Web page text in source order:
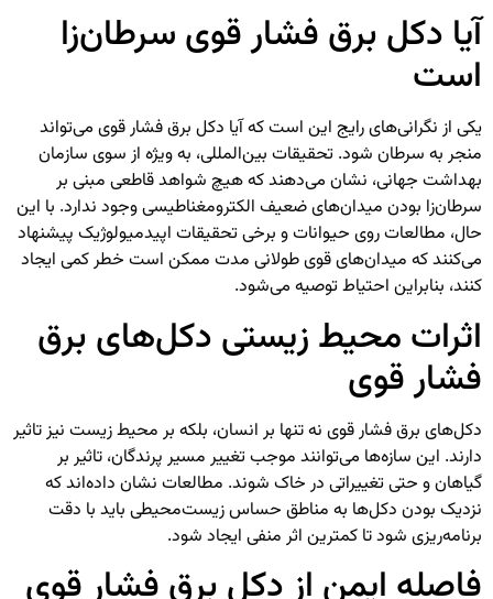
آیا دکل برق فشار قوی سرطان‌زا
است
یکی از نگرانی‌های رایج این است که آیا دکل برق فشار قوی می‌تواند
منجر به سرطان شود. تحقیقات بین‌المللی، به ویژه از سوی سازمان
بهداشت جهانی، نشان می‌دهند که هیچ شواهد قاطعی مبنی بر
سرطان‌زا بودن میدان‌های ضعیف الکترومغناطیسی وجود ندارد. با این
حال، مطالعات روی حیوانات و برخی تحقیقات اپیدمیولوژیک پیشنهاد
می‌کنند که میدان‌های قوی طولانی مدت ممکن است خطر کمی ایجاد
کنند، بنابراین احتیاط توصیه می‌شود.
اثرات محیط زیستی دکل‌های برق
فشار قوی
دکل‌های برق فشار قوی نه تنها بر انسان، بلکه بر محیط زیست نیز تاثیر
دارند. این سازه‌ها می‌توانند موجب تغییر مسیر پرندگان، تاثیر بر
گیاهان و حتی تغییراتی در خاک شوند. مطالعات نشان داده‌اند که
نزدیک بودن دکل‌ها به مناطق حساس زیست‌محیطی باید با دقت
برنامه‌ریزی شود تا کمترین اثر منفی ایجاد شود.
فاصله ایمن از دکل برق فشار قوی